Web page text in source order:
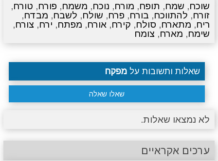
שוכח, שמח, תופח, מורח, נוכח, משמח, פורח, טורח,
זורח, להתווכח, בורח, פרח, שולח, לשבח, מבדח,
ריח, מתארח, סולח, קירח, אורח, מפתח, ירח, צורח,
שימח, מארח, צומח
שאלות ותשובות על מפקח
שאלו שאלה
לא נמצאו שאלות.
ערכים אקראיים